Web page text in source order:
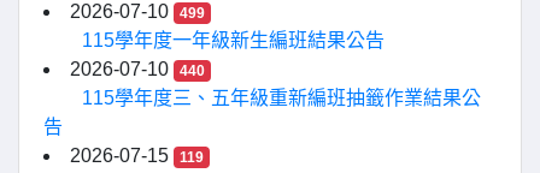
2026-07-10
499
115學年度一年級新生編班結果公告
2026-07-10
440
115學年度三、五年級重新編班抽籤作業結果公
告
2026-07-15
119